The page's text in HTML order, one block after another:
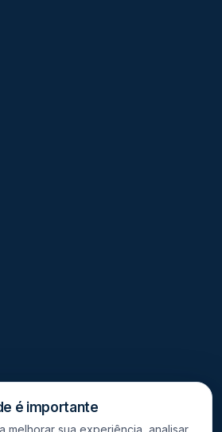
é importante
melhorar sua experiência, analisar